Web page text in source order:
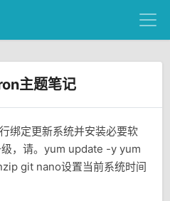
主题笔记
绑定更新系统并安装必要软
，请。yum update -y yum
git nano设置当前系统时间